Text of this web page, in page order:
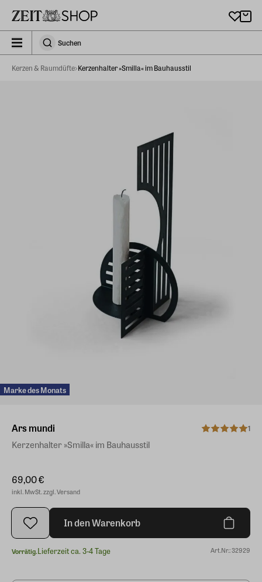
zeit_storefront.components.search.collapsed
SuchenSuchen
Kerzen & Raumdüfte Kerzenhalter »Smilla« im Bauhausstil
Marke des Monats
Ars mundi 1
Kerzenhalter »Smilla« im Bauhausstil
69,00 €
inkl. MwSt. zzgl. Versand
In den Warenkorb
Vorrätig.Lieferzeit ca. 3-4 Tage Art.Nr.: 32929